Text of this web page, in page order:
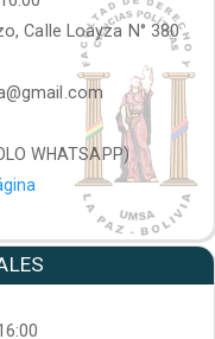
Calle Loayza N° 380
WHATSAPP)